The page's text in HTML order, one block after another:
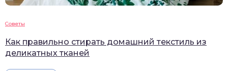
Советы
Как правильно стирать домашний текстиль из
деликатных тканей